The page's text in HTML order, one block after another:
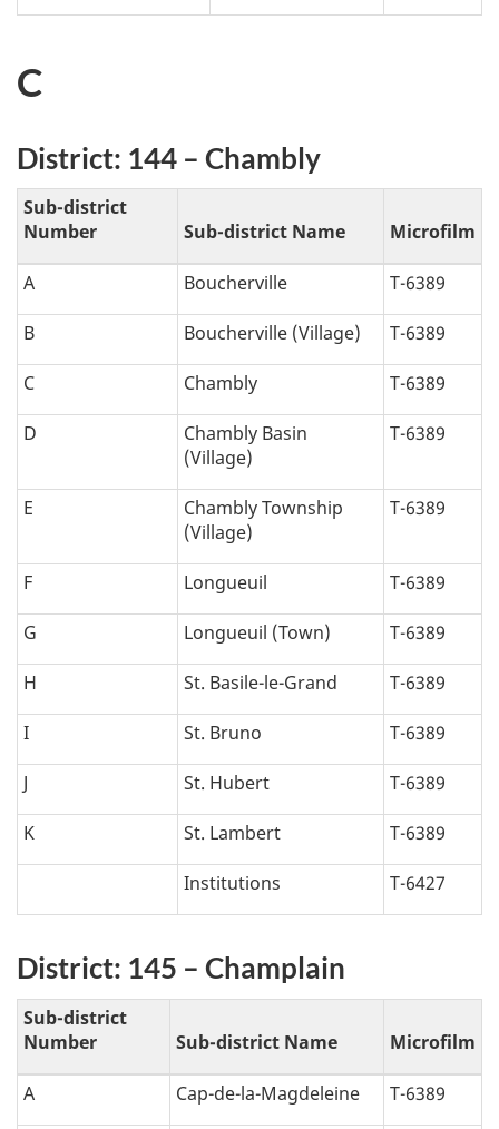
C
District: 144 – Chambly
Sub-district
Number
Sub-district Name Microfilm
A Boucherville T-6389
B Boucherville (Village) T-6389
C Chambly T-6389
D
Chambly Basin
(Village)
T-6389
E
Chambly Township
(Village)
T-6389
F Longueuil T-6389
G Longueuil (Town) T-6389
H St. Basile-le-Grand T-6389
I St. Bruno T-6389
J St. Hubert T-6389
K St. Lambert T-6389
Institutions T-6427
District: 145 – Champlain
Sub-district
Number
Sub-district Name Microfilm
A Cap-de-la-Magdeleine T-6389